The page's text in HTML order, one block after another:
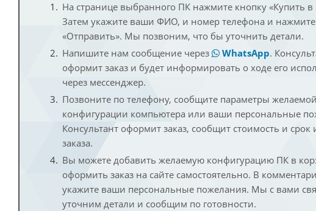
На странице выбранного ПК нажмите кнопку «Купить в
Затем укажите ваши ФИО, и номер телефона и
«Отправить». Мы позвоним, что бы уточнить детали.
Напишите нам сообщение через
WhatsApp.
оформит заказ и будет информировать о ходе его
через мессенджер.
Позвоните по телефону, сообщите параметры желаемой
конфигурации компьютера или ваши персональные
Консультант оформит заказ, сообщит стоимость и срок
заказа.
Вы можете добавить желаемую конфигурацию ПК в
оформить заказ на сайте самостоятельно. В
укажите ваши персональные пожелания. Мы с вами
уточним детали и сообщим по готовности.